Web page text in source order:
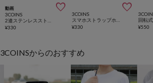
動画 
3COINS
¥330

3COINS
¥330 ¥550
3COINSからのおすすめ